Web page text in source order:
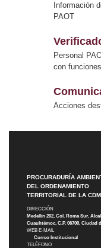
Información
PAOT
Personal
con
Acciones
PROCURADURÍA
DEL ORDENAMIENTO
TERRITORIAL DE LA
DIRECCIÓN
Medellín 202, Col. Roma Sur,
Cuauhtémoc, C.P. 06700, Ciudad
WEB E-MAIL
Correo Institucional
TELÉFONO